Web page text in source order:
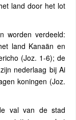
land door het lot
worden verdeeld:
land Kanaän en
(Joz. 1-6); de
nederlaag bij Ai
koningen (Joz.
val van de stad